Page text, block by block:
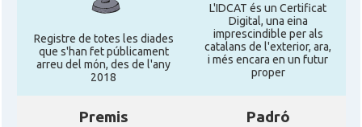
Registre de totes les diades
que s'han fet públicament
arreu del món, des de l'any
2018
L'IDCAT és un Certificat
Digital, una eina
imprescindible per als
catalans de l'exterior, ara,
i més encara en un futur
proper
Premis Padró